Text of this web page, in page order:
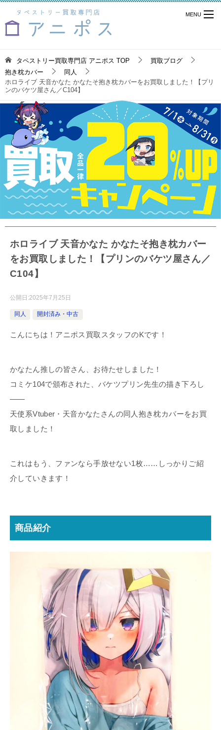
タペストリー買取専門店 アニポス TOP
買取ブログ
抱き枕カバー
同人
ホロライブ 天音かなた かなたそ抱き枕カバーをお買取しました！【プリ
ンのバケツ屋さん／C104】
ホロライブ 天音かなた かなたそ抱き枕カバー
をお買取しました！【プリンのバケツ屋さん／
C104】
公開日:2025年7月25日
同人 開封済み・中古
こんにちは！アニポス買取スタッフのKです！
かなたん推しの皆さん、お待たせしました！
コミケ104で頒布された、バケツプリン先生の描き下ろし
――
天使系Vtuber・天音かなたさんの同人抱き枕カバーをお買
取しました！
これはもう、ファンなら手放せない1枚……しっかりご紹
介していきます！
商品紹介